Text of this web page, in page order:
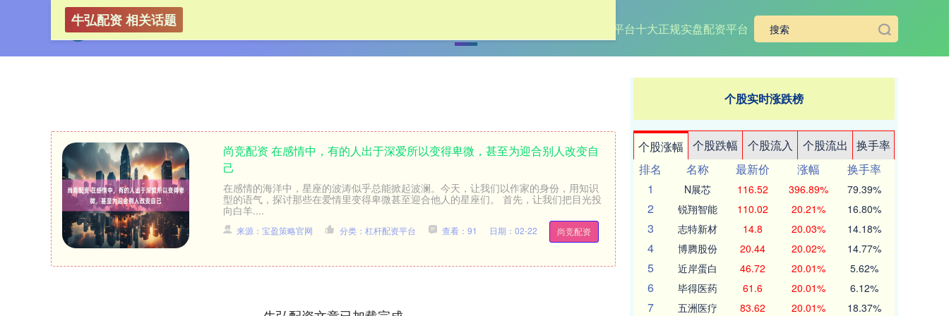
杠杆配资平台十大正规实盘配资平台
牛弘配资 相关话题
尚竞配资 在感情中，有的人出于深爱所以变得卑微，甚至为迎合别人改变自
己
在感情的海洋中，星座的波涛似乎总能掀起波澜。今天，让我们以作家的身份，用知识
型的语气，探讨那些在爱情里变得卑微甚至迎合他人的星座们。 首先，让我们把目光投
向白羊....
尚竞配资
来源：宝盈策略官网 分类：杠杆配资平台 查看：91 日期：02-22
个股实时涨跌榜
个股涨幅 个股跌幅 个股流入 个股流出
换手率
排名
名称 最新价 涨幅
换手率
1
N展芯 116.52 396.89% 79.39%
2 锐翔智能 110.02 20.21% 16.80%
3 志特新材 14.8 20.03% 14.18%
4 博腾股份 20.44 20.02% 14.77%
5 近岸蛋白 46.72 20.01% 5.62%
6 毕得医药 61.6 20.01% 6.12%
7 五洲医疗 83.62 20.01% 18.37%